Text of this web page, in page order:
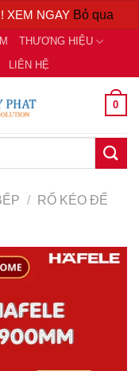
XEM NGAY Bỏ qua
THƯƠNG HIỆU
LIÊN HỆ
0
/
RỔ KÉO ĐỂ